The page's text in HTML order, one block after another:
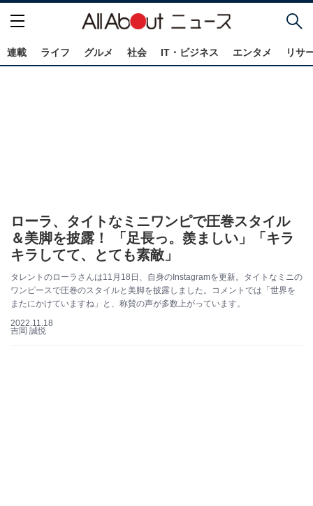
連載 ライフ グルメ 社会 IT・ビジネス エンタメ リサ
ローラ、タイトなミニワンピで圧巻スタイル
＆美脚を披露！ 「足長っ。羨ましい」「キラ
キラしてて、とても素敵」
タレントのローラさんは11月18日、自身のInstagramを更新。タイトなミニの
ワンピースで圧巻のスタイルと美脚を披露しました。コメントでは「世界を
またにかけていますね」と、称賛の声が多数上がっています。
2022.11.18
吉岡 誠悦